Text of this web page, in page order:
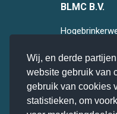
Wij, en derde
website gebruik van
gebruik van cookies
statistieken, om
BLMC B.V.
085 0 47 94 28
info@blmc.nl